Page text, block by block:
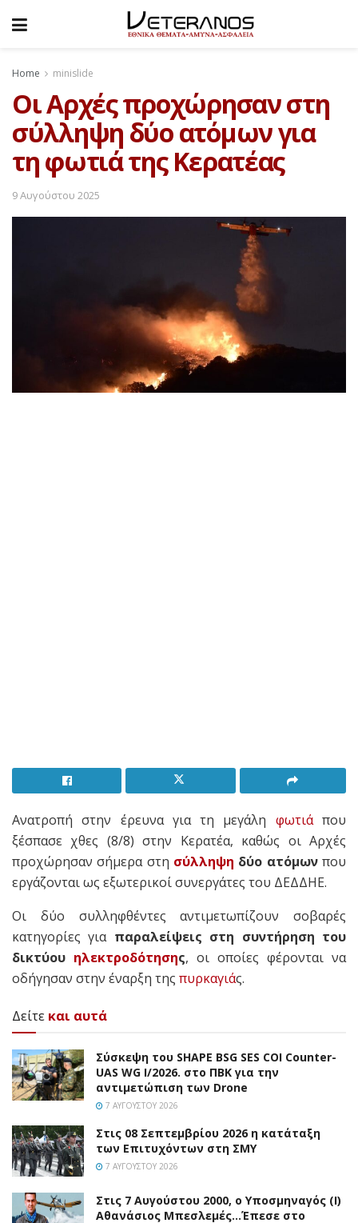
Home minislide
Οι Αρχές προχώρησαν στη
σύλληψη δύο ατόμων για
τη φωτιά της Κερατέας
9 Αυγούστου 2025
Ανατροπή στην έρευνα για τη μεγάλη φωτιάπου
ξέσπασε χθες (8/8) στην Κερατέα, καθώς οι Αρχές
προχώρησαν σήμερα στη σύλληψη δύο ατόμωνπου
εργάζονται ως εξωτερικοί συνεργάτες του ΔΕΔΔΗΕ.
Οι δύο συλληφθέντες αντιμετωπίζουν σοβαρές
κατηγορίες για παραλείψεις στη συντήρηση του
δικτύου ηλεκτροδότησης, οι οποίες φέρονται να
οδήγησαν στην έναρξη της πυρκαγιάς.
Δείτε και αυτά
Σύσκεψη του SHAPE BSG SES COI Counter-
UAS WG I/2026. στο ΠΒΚ για την
αντιμετώπιση των Drone
7 ΑΥΓΟΎΣΤΟΥ 2026
Στις 08 Σεπτεμβρίου 2026 η κατάταξη
των Επιτυχόντων στη ΣΜΥ
7 ΑΥΓΟΎΣΤΟΥ 2026
Στις 7 Αυγούστου 2000, ο Υποσμηναγός (Ι)
Αθανάσιος Μπεσλεμές…Έπεσε στο